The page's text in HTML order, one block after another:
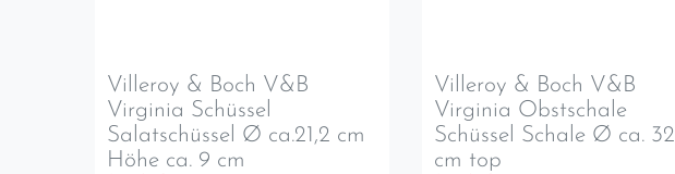
Villeroy & Boch V&B
Virginia Schüssel
Salatschüssel Ø ca.21,2 cm
Höhe ca. 9 cm
Villeroy & Boch V&B
Virginia Obstschale
Schüssel Schale Ø ca. 32
cm top